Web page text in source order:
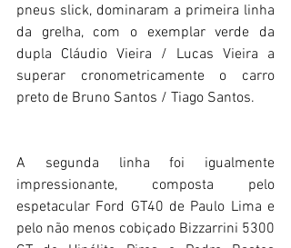
pneus slick, dominaram a primeira linha
da grelha, com o exemplar verde da
dupla Cláudio Vieira / Lucas Vieira a
superar cronometricamente o carro
preto de Bruno Santos / Tiago Santos.
A segunda linha foi igualmente
impressionante, composta pelo
espetacular Ford GT40 de Paulo Lima e
pelo não menos cobiçado Bizzarrini 5300